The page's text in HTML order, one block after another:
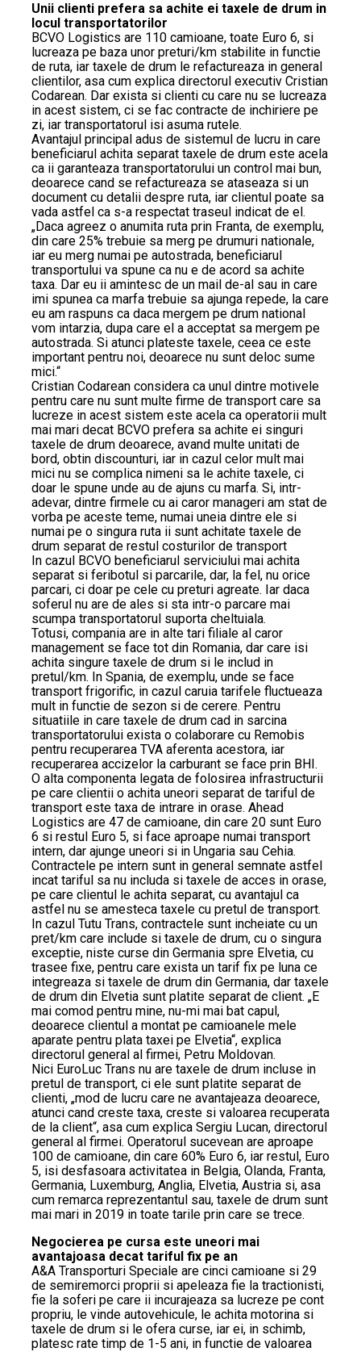
Unii clienti prefera sa achite ei taxele de drum in
locul transportatorilor
BCVO Logistics are 110 camioane, toate Euro 6, si
lucreaza pe baza unor preturi/km stabilite in functie
de ruta, iar taxele de drum le refactureaza in general
clientilor, asa cum explica directorul executiv Cristian
Codarean. Dar exista si clienti cu care nu se lucreaza
in acest sistem, ci se fac contracte de inchiriere pe
zi, iar transportatorul isi asuma rutele.
Avantajul principal adus de sistemul de lucru in care
beneficiarul achita separat taxele de drum este acela
ca ii garanteaza transportatorului un control mai bun,
deoarece cand se refactureaza se ataseaza si un
document cu detalii despre ruta, iar clientul poate sa
vada astfel ca s-a respectat traseul indicat de el.
„Daca agreez o anumita ruta prin Franta, de exemplu,
din care 25% trebuie sa merg pe drumuri nationale,
iar eu merg numai pe autostrada, beneficiarul
transportului va spune ca nu e de acord sa achite
taxa. Dar eu ii amintesc de un mail de-al sau in care
imi spunea ca marfa trebuie sa ajunga repede, la care
eu am raspuns ca daca mergem pe drum national
vom intarzia, dupa care el a acceptat sa mergem pe
autostrada. Si atunci plateste taxele, ceea ce este
important pentru noi, deoarece nu sunt deloc sume
mici.“
Cristian Codarean considera ca unul dintre motivele
pentru care nu sunt multe firme de transport care sa
lucreze in acest sistem este acela ca operatorii mult
mai mari decat BCVO prefera sa achite ei singuri
taxele de drum deoarece, avand multe unitati de
bord, obtin discounturi, iar in cazul celor mult mai
mici nu se complica nimeni sa le achite taxele, ci
doar le spune unde au de ajuns cu marfa. Si, intr-
adevar, dintre firmele cu ai caror manageri am stat de
vorba pe aceste teme, numai uneia dintre ele si
numai pe o singura ruta ii sunt achitate taxele de
drum separat de restul costurilor de transport
In cazul BCVO beneficiarul serviciului mai achita
separat si feribotul si parcarile, dar, la fel, nu orice
parcari, ci doar pe cele cu preturi agreate. Iar daca
soferul nu are de ales si sta intr-o parcare mai
scumpa transportatorul suporta cheltuiala.
Totusi, compania are in alte tari filiale al caror
management se face tot din Romania, dar care isi
achita singure taxele de drum si le includ in
pretul/km. In Spania, de exemplu, unde se face
transport frigorific, in cazul caruia tarifele fluctueaza
mult in functie de sezon si de cerere. Pentru
situatiile in care taxele de drum cad in sarcina
transportatorului exista o colaborare cu Remobis
pentru recuperarea TVA aferenta acestora, iar
recuperarea accizelor la carburant se face prin BHI.
O alta componenta legata de folosirea infrastructurii
pe care clientii o achita uneori separat de tariful de
transport este taxa de intrare in orase. Ahead
Logistics are 47 de camioane, din care 20 sunt Euro
6 si restul Euro 5, si face aproape numai transport
intern, dar ajunge uneori si in Ungaria sau Cehia.
Contractele pe intern sunt in general semnate astfel
incat tariful sa nu includa si taxele de acces in orase,
pe care clientul le achita separat, cu avantajul ca
astfel nu se amesteca taxele cu pretul de transport.
In cazul Tutu Trans, contractele sunt incheiate cu un
pret/km care include si taxele de drum, cu o singura
exceptie, niste curse din Germania spre Elvetia, cu
trasee fixe, pentru care exista un tarif fix pe luna ce
integreaza si taxele de drum din Germania, dar taxele
de drum din Elvetia sunt platite separat de client. „E
mai comod pentru mine, nu-mi mai bat capul,
deoarece clientul a montat pe camioanele mele
aparate pentru plata taxei pe Elvetia“, explica
directorul general al firmei, Petru Moldovan.
Nici EuroLuc Trans nu are taxele de drum incluse in
pretul de transport, ci ele sunt platite separat de
clienti, „mod de lucru care ne avantajeaza deoarece,
atunci cand creste taxa, creste si valoarea recuperata
de la client“, asa cum explica Sergiu Lucan, directorul
general al firmei. Operatorul sucevean are aproape
100 de camioane, din care 60% Euro 6, iar restul, Euro
5, isi desfasoara activitatea in Belgia, Olanda, Franta,
Germania, Luxemburg, Anglia, Elvetia, Austria si, asa
cum remarca reprezentantul sau, taxele de drum sunt
mai mari in 2019 in toate tarile prin care se trece.
Negocierea pe cursa este uneori mai
avantajoasa decat tariful fix pe an
A&A Transporturi Speciale are cinci camioane si 29
de semiremorci proprii si apeleaza fie la tractionisti,
fie la soferi pe care ii incurajeaza sa lucreze pe cont
propriu, le vinde autovehicule, le achita motorina si
taxele de drum si le ofera curse, iar ei, in schimb,
platesc rate timp de 1-5 ani, in functie de valoarea